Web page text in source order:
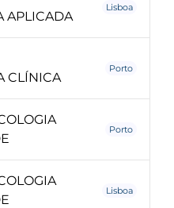
APLICADA
Lisboa
CLÍNICA
Porto
Porto
Lisboa